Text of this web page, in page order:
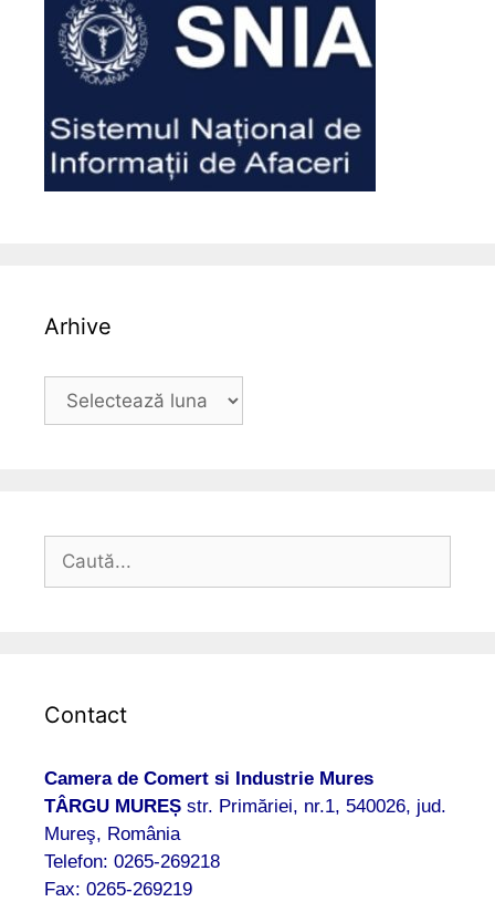
Arhive
Arhive
Caută
Contact
Camera de Comert si Industrie Mures
TÂRGU MUREȘ str. Primăriei, nr.1, 540026, jud.
Mureş, România
Telefon: 0265-269218
Fax: 0265-269219